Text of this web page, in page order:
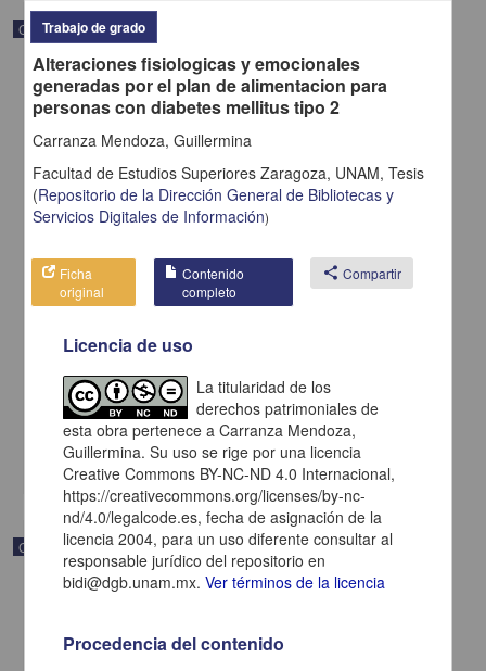
Correspondencia postal
Carta de H. C. Pitman a Francisco I. Madero en la que le solicita
Pitman, H. C.
[sin fecha]
Multidisciplina
Correspondencia postal
Trabajo de grado
Alteraciones fisiologicas y emocionales
generadas por el plan de alimentacion para
personas con diabetes mellitus tipo 2
Carranza Mendoza, Guillermina
Facultad de Estudios Superiores Zaragoza, UNAM, Tesis
(Repositorio de la Dirección General de Bibliotecas y
Servicios Digitales de Información)
Ficha
original
Contenido
completo
share Compartir
Licencia de uso
La titularidad de los
derechos patrimoniales de
esta obra pertenece a Carranza Mendoza,
Guillermina. Su uso se rige por una licencia
Creative Commons BY-NC-ND 4.0 Internacional,
https://creativecommons.org/licenses/by-nc-
nd/4.0/legalcode.es, fecha de asignación de la
licencia 2004, para un uso diferente consultar al
responsable jurídico del repositorio en
bidi@dgb.unam.mx.Ver términos de la licencia
Procedencia del contenido